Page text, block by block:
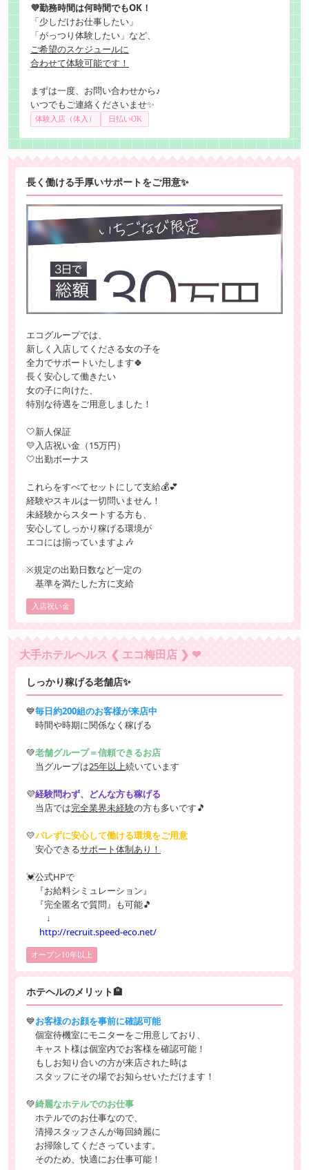
💜勤務時間は何時間でもOK！
「少しだけお仕事したい」
「がっつり体験したい」など、
ご希望のスケジュールに
合わせて体験可能です！
まずは一度、お問い合わせから♪
いつでもご連絡くださいませ✨
体験入店（体入） 日払いOK
長く働ける手厚いサポートをご用意✨
エコグループでは、
新しく入店してくださる女の子を
全力でサポートいたします🍀
長く安心して働きたい
女の子に向けた、
特別な待遇をご用意しました！
🤍新人保証
💛入店祝い金（15万円）
🤍出勤ボーナス
これらをすべてセットにして支給💰💕
経験やスキルは一切問いません！
未経験からスタートする方も、
安心してしっかり稼げる環境が
エコには揃っていますよ🎶
※規定の出勤日数など一定の
基準を満たした方に支給
入店祝い金
大手ホテルヘルス ❮ エコ梅田店 ❯ ❤
しっかり稼げる老舗店✨
💙毎日約200組のお客様が来店中
時間や時期に関係なく稼げる
💚老舗グループ＝信頼できるお店
当グループは25年以上続いています
💜経験問わず、どんな方も稼げる
当店では完全業界未経験の方も多いです🎵
💛バレずに安心して働ける環境をご用意
安心できるサポート体制あり！
💓公式HPで
『お給料シミュレーション』
『完全匿名で質問』も可能🎵
↓
http://recruit.speed-eco.net/
オープン10年以上
ホテヘルのメリット🏨
💙お客様のお顔を事前に確認可能
個室待機室にモニターをご用意しており、
キャスト様は個室内でお客様を確認可能！
もしお知り合いの方が来店された時は
スタッフにその場でお知らせいただけます！
💚綺麗なホテルでのお仕事
ホテルでのお仕事なので、
清掃スタッフさんが毎回綺麗に
お掃除してくださっています。
そのため、快適にお仕事可能！